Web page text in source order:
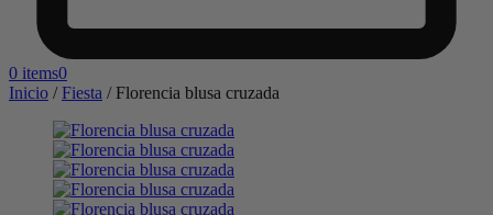
0 items0
Inicio /Fiesta /Florencia blusa cruzada